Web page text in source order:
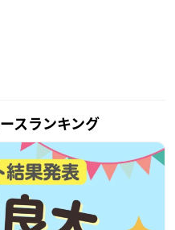
スランキング